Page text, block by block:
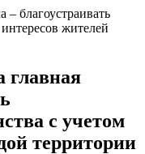
– благоустраивать
жителей
с учетом
территории